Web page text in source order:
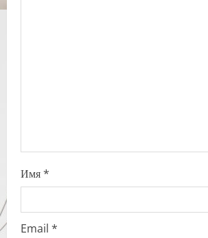
Имя*
Email *